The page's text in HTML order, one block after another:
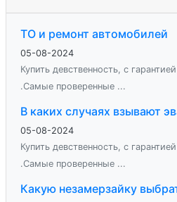
ТО и ремонт автомобилей
05-08-2024
Купить девственность, с
.Самые проверенные ...
В каких случаях взывают
05-08-2024
Купить девственность, с
.Самые проверенные ...
Какую незамерзайку